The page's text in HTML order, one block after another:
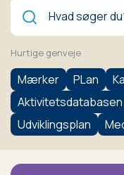
Søg
Hurtige genveje
Mærker PLan
Aktivitetsdatabasen
Udviklingsplan